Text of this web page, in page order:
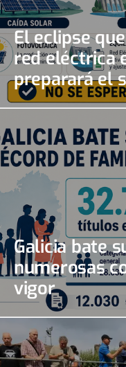
El eclipse
red eléctrica
preparará el
apagón solar
Galicia bate
numerosas
vigor